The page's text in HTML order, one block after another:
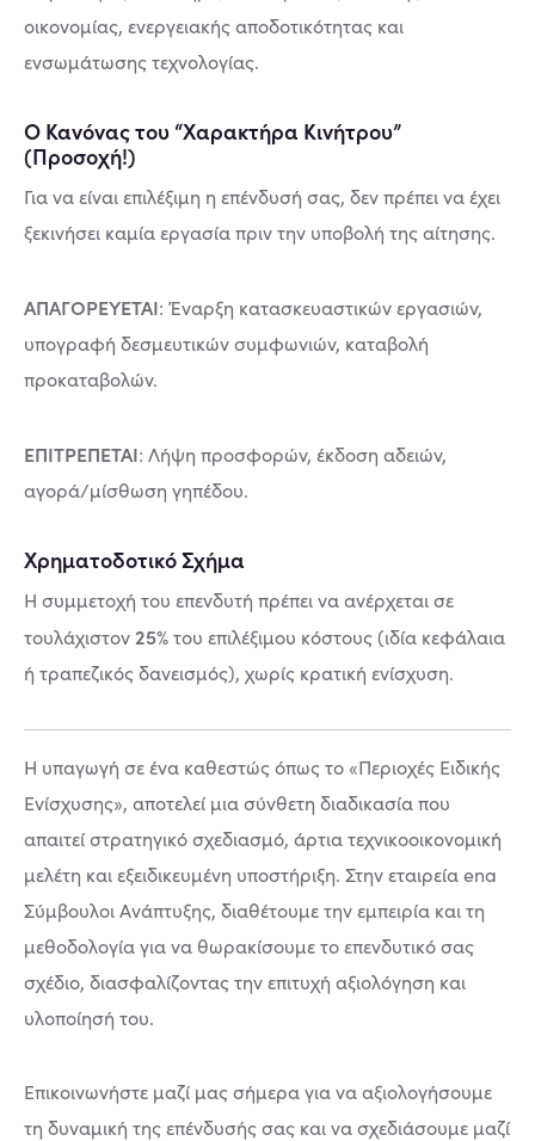
οικονομίας, ενεργειακής αποδοτικότητας και
ενσωμάτωσης τεχνολογίας.
Ο Κανόνας του “Χαρακτήρα Κινήτρου”
(Προσοχή!)
Για να είναι επιλέξιμη η επένδυσή σας, δεν πρέπει να έχει
ξεκινήσει καμία εργασία πριν την υποβολή της αίτησης.
ΑΠΑΓΟΡΕΥΕΤΑΙ: Έναρξη κατασκευαστικών εργασιών,
υπογραφή δεσμευτικών συμφωνιών, καταβολή
προκαταβολών.
ΕΠΙΤΡΕΠΕΤΑΙ: Λήψη προσφορών, έκδοση αδειών,
αγορά/μίσθωση γηπέδου.
Χρηματοδοτικό Σχήμα
Η συμμετοχή του επενδυτή πρέπει να ανέρχεται σε
τουλάχιστον25%του επιλέξιμου κόστους (ιδία κεφάλαια
ή τραπεζικός δανεισμός), χωρίς κρατική ενίσχυση.
Η υπαγωγή σε ένα καθεστώς όπως το «Περιοχές Ειδικής
Ενίσχυσης», αποτελεί μια σύνθετη διαδικασία που
απαιτεί στρατηγικό σχεδιασμό, άρτια τεχνικοοικονομική
μελέτη και εξειδικευμένη υποστήριξη. Στην εταιρεία ena
Σύμβουλοι Ανάπτυξης, διαθέτουμε την εμπειρία και τη
μεθοδολογία για να θωρακίσουμε το επενδυτικό σας
σχέδιο, διασφαλίζοντας την επιτυχή αξιολόγηση και
υλοποίησή του.
Επικοινωνήστε μαζί μας σήμερα για να αξιολογήσουμε
τη δυναμική της επένδυσής σας και να σχεδιάσουμε μαζί